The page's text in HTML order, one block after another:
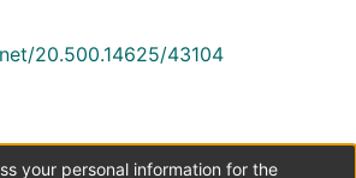
20.500.14625/43104
your personal information for the